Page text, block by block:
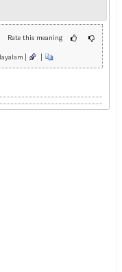
Rate this meaning
| |